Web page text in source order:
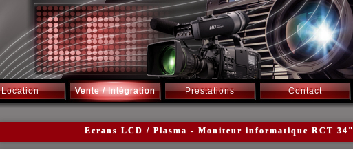
Location Vente / Intégration Prestations Contact
Ecrans LCD / Plasma - Moniteur informatique RCT 34"